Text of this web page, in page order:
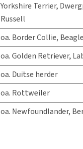
Yorkshire Terrier,
Russell
oa. Border Collie, Beagle
oa. Golden Retriever,
oa. Duitse herder
oa. Rottweiler
oa. Newfoundlander,